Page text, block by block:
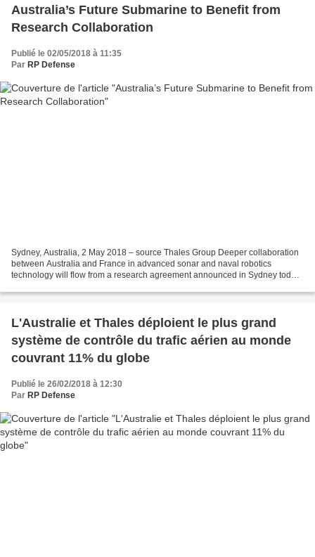
Australia’s Future Submarine to Benefit from
Research Collaboration
Publié le 02/05/2018 à 11:35
Par RP Defense
Sydney, Australia, 2 May 2018 – source Thales Group Deeper collaboration
between Australia and France in advanced sonar and naval robotics
technology will flow from a research agreement announced in Sydney today
L'Australie et Thales déploient le plus grand
système de contrôle du trafic aérien au monde
couvrant 11% du globe
Publié le 26/02/2018 à 12:30
Par RP Defense